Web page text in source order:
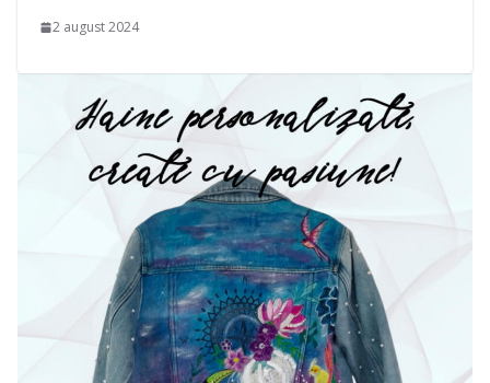
2 august 2024